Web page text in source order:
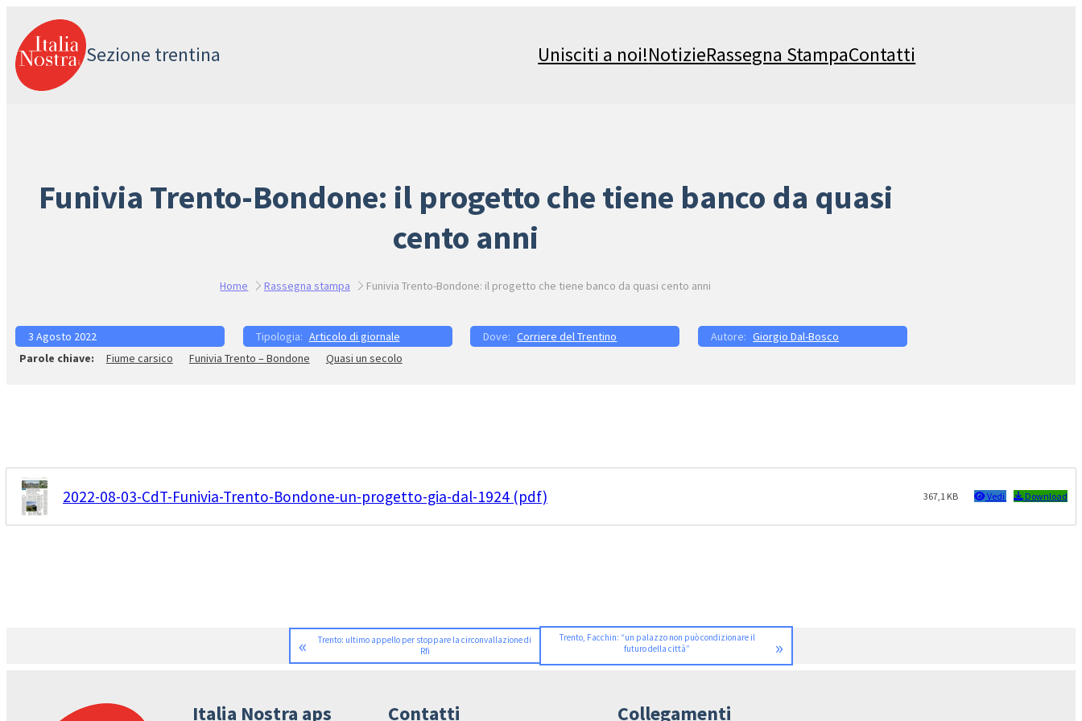
al
contenuto
Sezione trentina Unisciti a noi!NotizieRassegna StampaContatti
Funivia Trento-Bondone: il progetto che tiene banco da quasi
cento anni
Home Rassegna stampa Funivia Trento-Bondone: il progetto che tiene banco da quasi cento anni
3 Agosto 2022 Articolo di giornale Corriere del Trentino
Giorgio Dal-Bosco
Fiume carsico
Funivia Trento – Bondone Quasi un secolo
2022-08-03-CdT-Funivia-Trento-Bondone-un-progetto-gia-dal-1924 (pdf) 367,1 KB Vedi Download
«
Trento: ultimo appello per stoppare la circonvallazione di
Rfi
Trento, Facchin: “un palazzo non può condizionare il
futuro della città”
»
Italia Nostra aps Contatti Collegamenti